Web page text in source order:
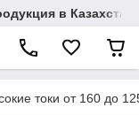
в
токи от 160 до